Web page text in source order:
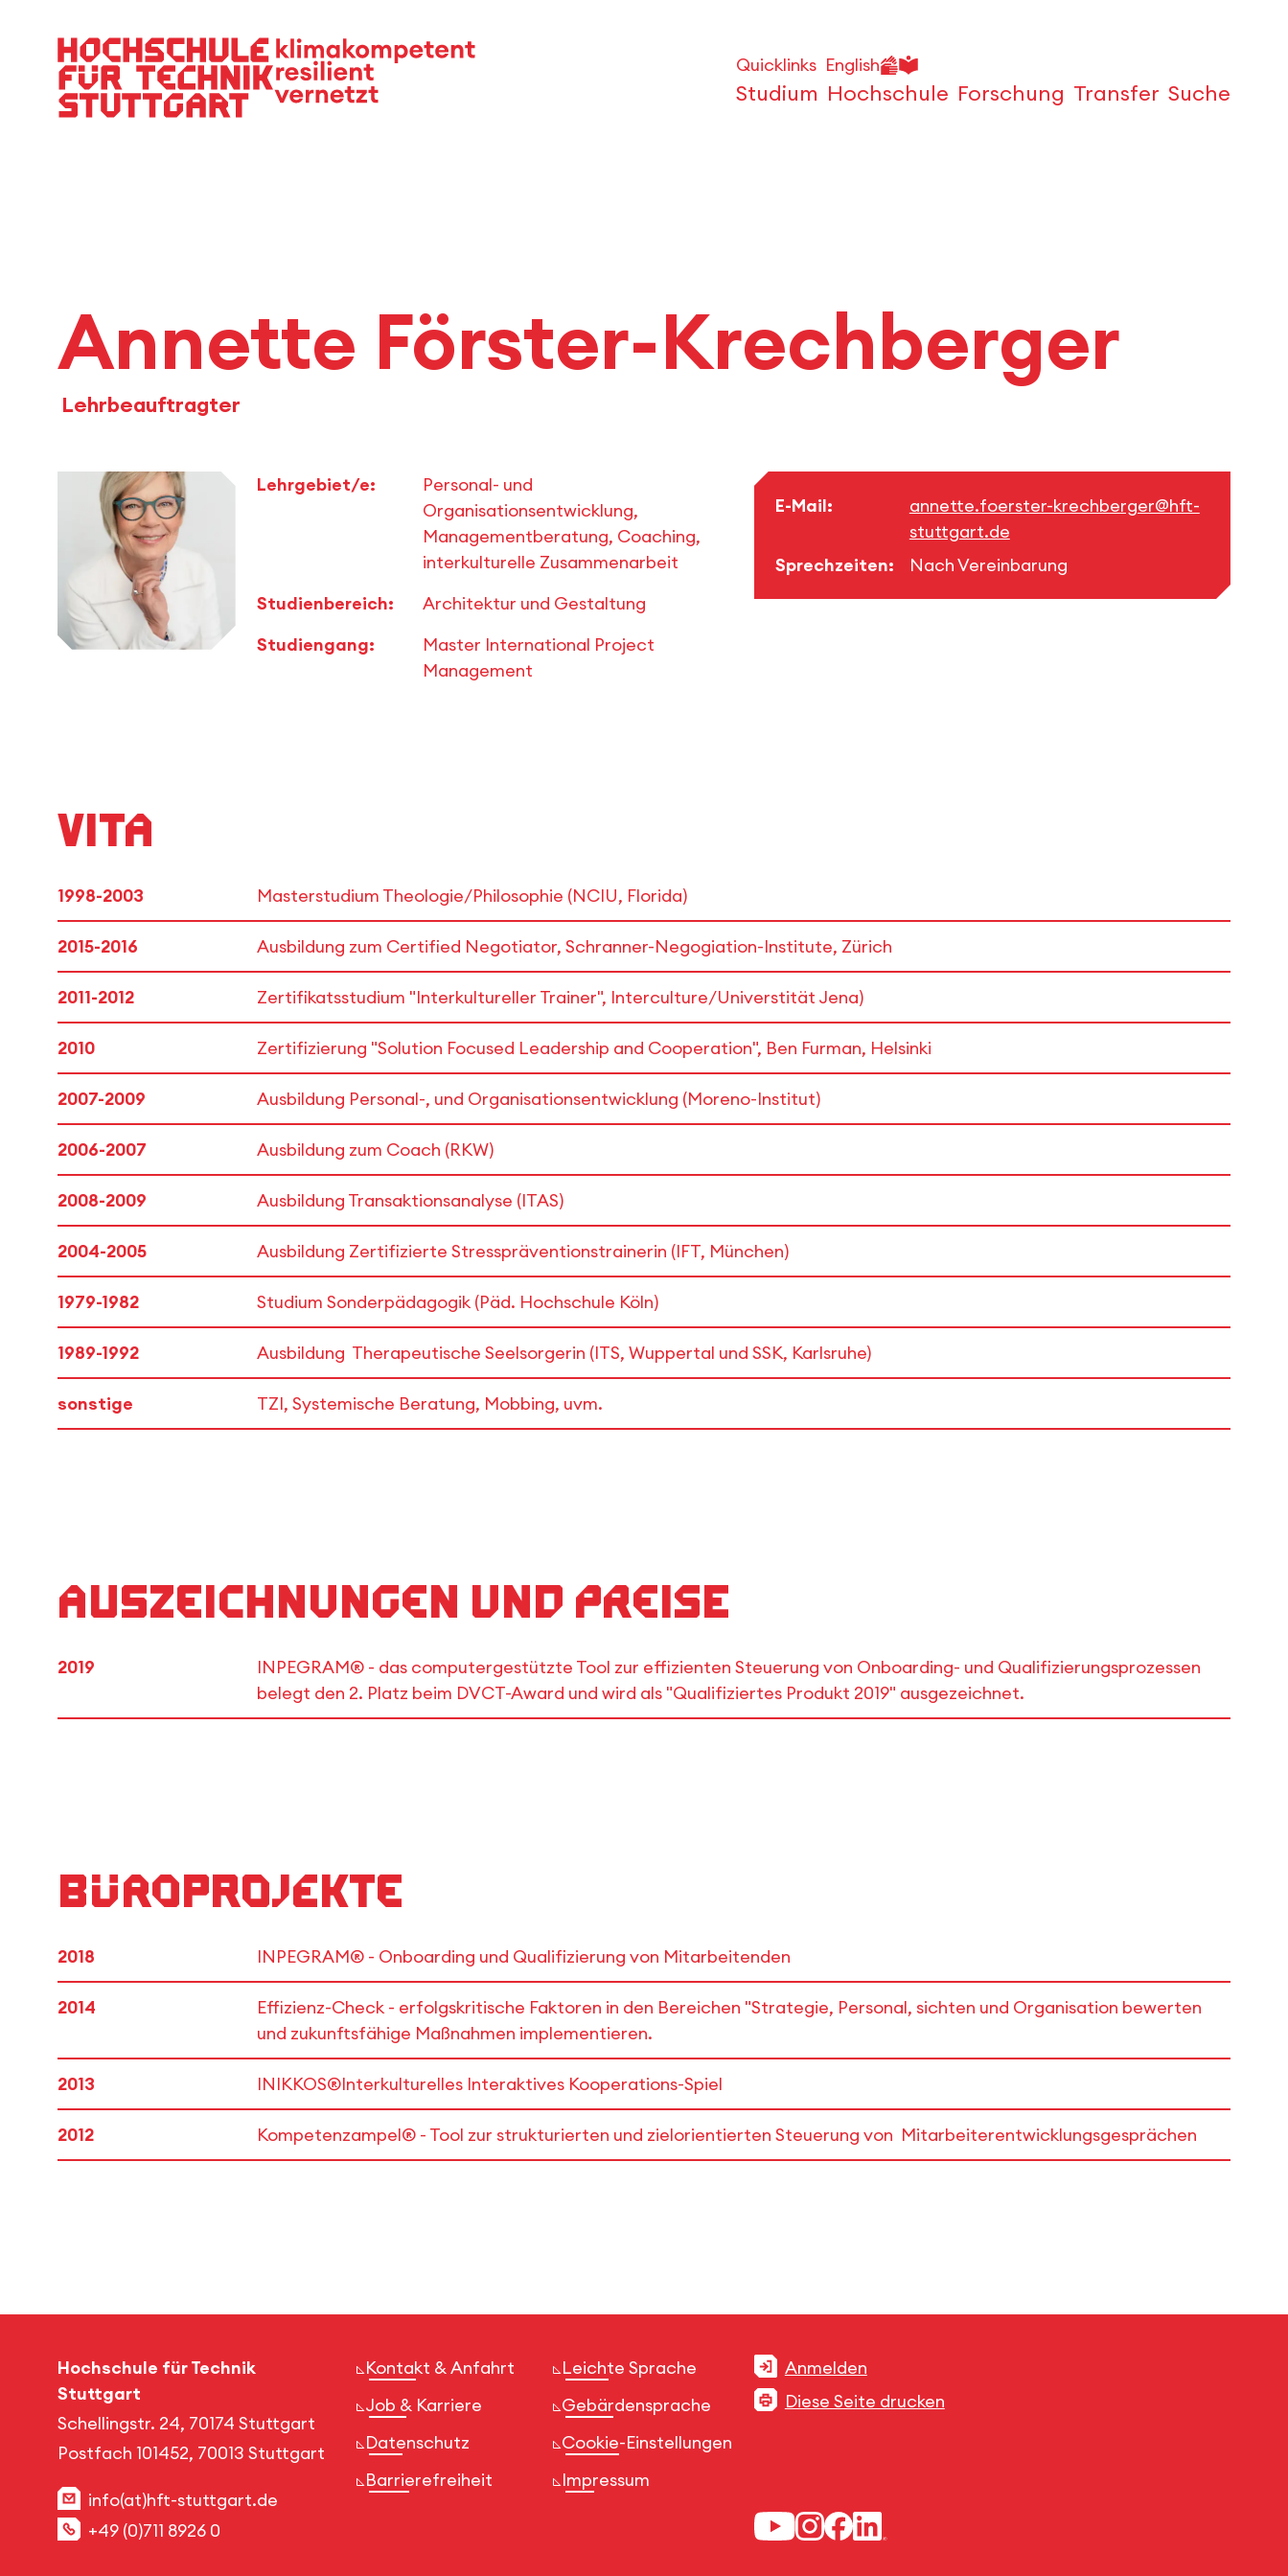
Hauptnavigation
Quicklinks English
Studium Hochschule Forschung Transfer Suche
Annette Förster-Krechberger
Lehrbeauftragter
Lehrgebiet/e:
Personal- und
Organisationsentwicklung,
Managementberatung, Coaching,
interkulturelle Zusammenarbeit
Studienbereich:
Architektur und Gestaltung
Studiengang:
Master International Project
Management
E-Mail:
annette.foerster-krechberger@hft-
stuttgart.de
Sprechzeiten:
Nach Vereinbarung
Vita
1998-2003 Masterstudium Theologie/Philosophie (NCIU, Florida)
2015-2016 Ausbildung zum Certified Negotiator, Schranner-Negogiation-Institute, Zürich
2011-2012 Zertifikatsstudium "Interkultureller Trainer", Interculture/Universtität Jena)
2010 Zertifizierung "Solution Focused Leadership and Cooperation", Ben Furman, Helsinki
2007-2009 Ausbildung Personal-, und Organisationsentwicklung (Moreno-Institut)
2006-2007 Ausbildung zum Coach (RKW)
2008-2009 Ausbildung Transaktionsanalyse (ITAS)
2004-2005 Ausbildung Zertifizierte Stresspräventionstrainerin (IFT, München)
1979-1982 Studium Sonderpädagogik (Päd. Hochschule Köln)
1989-1992 Ausbildung Therapeutische Seelsorgerin (ITS, Wuppertal und SSK, Karlsruhe)
sonstige TZI, Systemische Beratung, Mobbing, uvm.
Auszeichnungen und Preise
2019
INPEGRAM® - das computergestützte Tool zur effizienten Steuerung von Onboarding- und Qualifizierungsprozessen
belegt den 2. Platz beim DVCT-Award und wird als "Qualifiziertes Produkt 2019" ausgezeichnet.
Büroprojekte
2018 INPEGRAM® - Onboarding und Qualifizierung von Mitarbeitenden
2014
Effizienz-Check - erfolgskritische Faktoren in den Bereichen "Strategie, Personal, sichten und Organisation bewerten
und zukunftsfähige Maßnahmen implementieren.
2013 INIKKOS®Interkulturelles Interaktives Kooperations-Spiel
2012 Kompetenzampel® - Tool zur strukturierten und zielorientierten Steuerung von Mitarbeiterentwicklungsgesprächen
Hochschule für Technik
Stuttgart
Schellingstr. 24, 70174 Stuttgart
Postfach 101452, 70013 Stuttgart
info(at)hft-stuttgart.de
+49 (0)711 8926 0
Kontakt & Anfahrt
Job & Karriere
Datenschutz
Barrierefreiheit
Leichte Sprache
Gebärdensprache
Cookie-Einstellungen
Impressum
Anmelden
Diese Seite drucken